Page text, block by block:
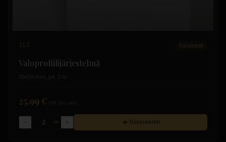
IL5 Valolistat
Valoprofiilijärjestelmä
50x50 mm, pit. 2 m
25.99 € /m
m Ostoskoriin